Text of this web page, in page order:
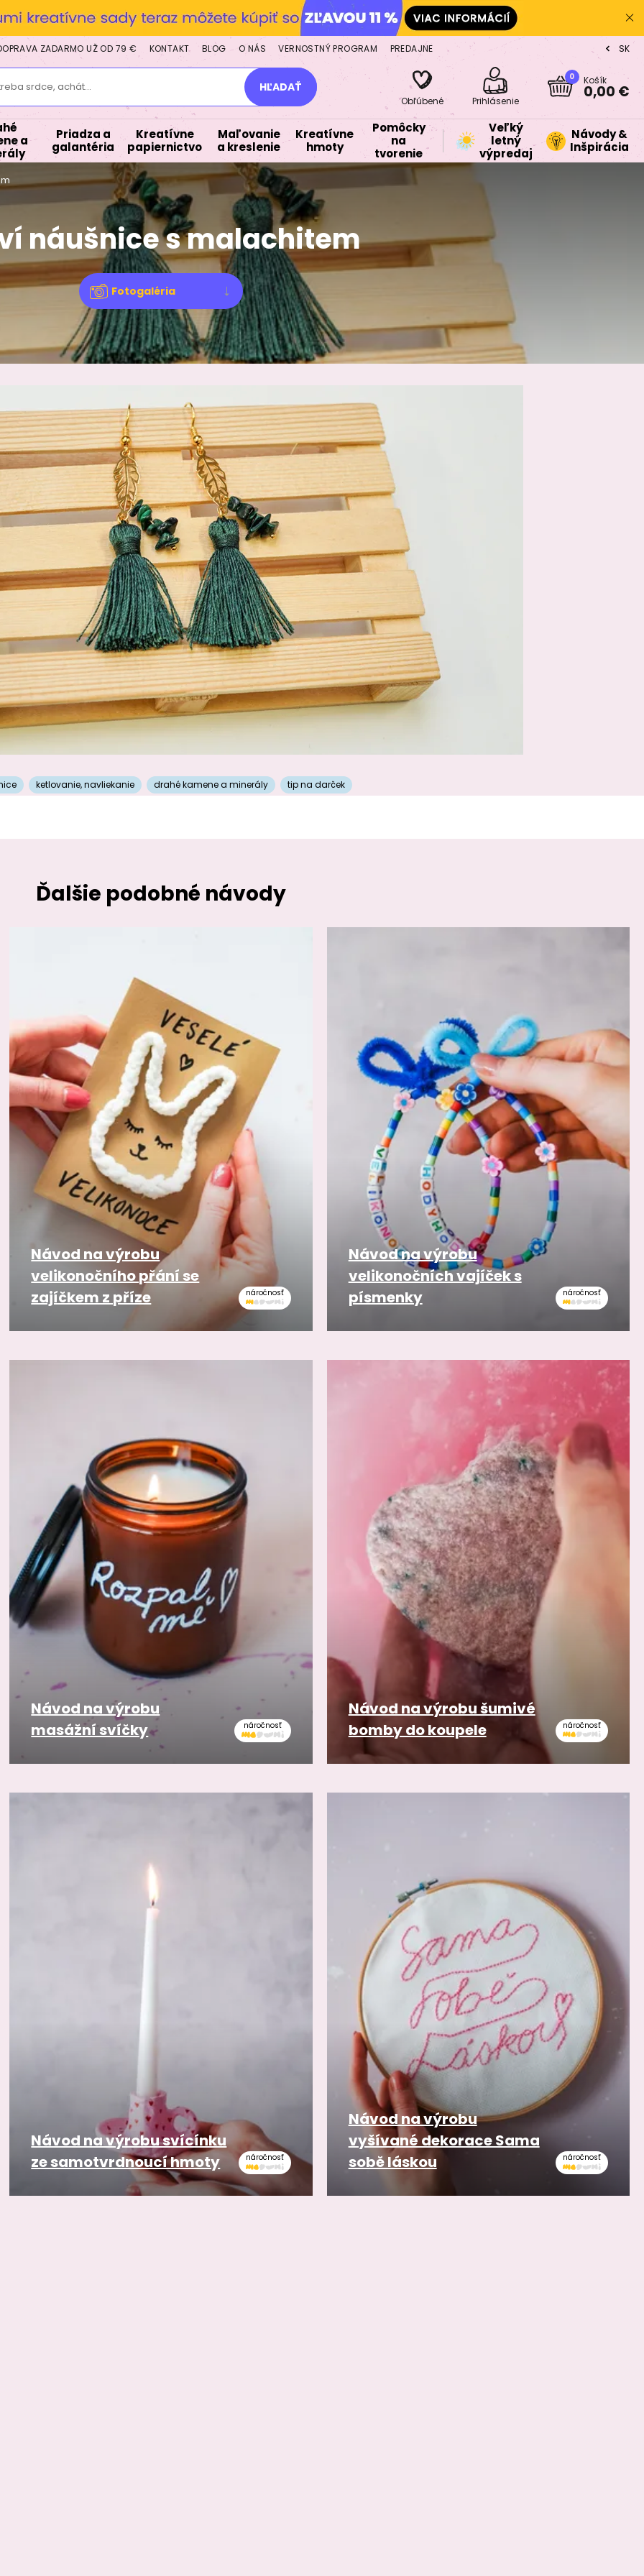
ZADARMO UŽ OD 79 € KONTAKT BLOG O NÁS VERNOSTNÝ PROGRAM PREDAJNE CZ
SK
srdce, achát... HĽADAŤ
Obľúbené Prihlásenie
0 Košík
0,00 €
a
Priadza a
galantéria
Kreatívne
papiernictvo
Maľovanie
a kreslenie
Kreatívne
hmoty
Pomôcky
na
tvorenie
Veľký
letný
výpredaj
Návody &
Inšpirácia
náušnice s malachitem
Fotogaléria
ketlovanie,navliekanie drahé kamene a minerály tip na darček
Ďalšie podobné návody
náročnosť
Návod na výrobu
velikonočního přání se
zajíčkem z příze
náročnosť
Návod na výrobu
velikonočních vajíček s
písmenky
náročnosť
Návod na výrobu
masážní svíčky
náročnosť
Návod na výrobu šumivé
bomby do koupele
náročnosť
Návod na výrobu svícínku
ze samotvrdnoucí hmoty
náročnosť
Návod na výrobu
vyšívané dekorace Sama
sobě láskou